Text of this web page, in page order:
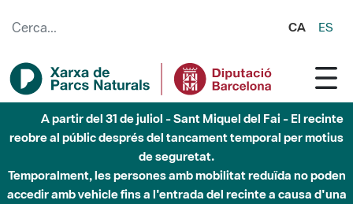
CA ES
A partir del 31 de juliol - Sant Miquel del Fai - El recinte
reobre al públic després del tancament temporal per motius
de seguretat.
Temporalment, les persones amb mobilitat reduïda no poden
accedir amb vehicle fins a l'entrada del recinte a causa d'una